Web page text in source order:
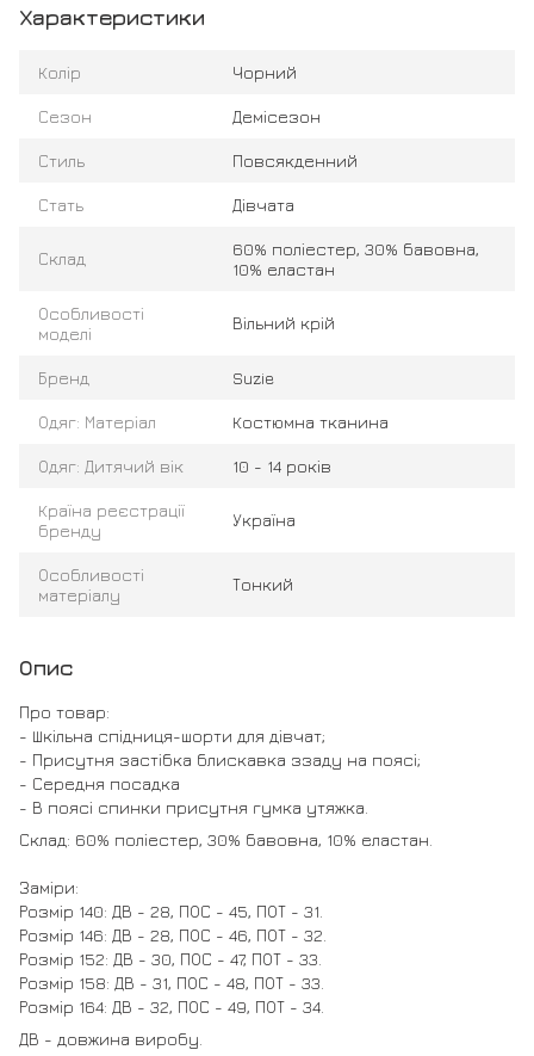
Характеристики
Колір Чорний
Сезон Демісезон
Стиль Повсякденний
Стать Дівчата
Склад
60% поліестер, 30% бавовна,
10% еластан
Особливості
моделі
Вільний крій
Бренд Suzie
Одяг: Матеріал Костюмна тканина
Одяг: Дитячий вік 10 - 14 років
Країна реєстрації
бренду
Україна
Особливості
матеріалу
Тонкий
Опис
Про товар:
- Шкільна спідниця-шорти для дівчат;
- Присутня застібка блискавка ззаду на поясі;
- Середня посадка
- В поясі спинки присутня гумка утяжка.
Склад: 60% поліестер, 30% бавовна, 10% еластан.
Заміри:
Розмір 140: ДВ - 28, ПОС - 45, ПОТ - 31.
Розмір 146: ДВ - 28, ПОС - 46, ПОТ - 32.
Розмір 152: ДВ - 30, ПОС - 47, ПОТ - 33.
Розмір 158: ДВ - 31, ПОС - 48, ПОТ - 33.
Розмір 164: ДВ - 32, ПОС - 49, ПОТ - 34.
ДВ - довжина виробу.